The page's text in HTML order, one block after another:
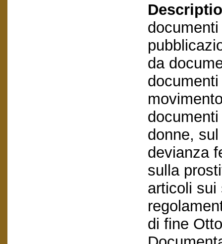
da
donne,
devianza
sulla
articoli sui
di fine